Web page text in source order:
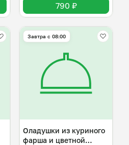
790 ₽
Завтра c 08:00
Оладушки из куриного
фарша и цветной